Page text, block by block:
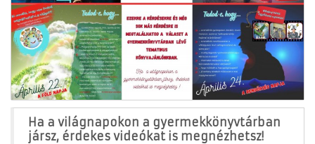
Ha a világnapokon a gyermekkönyvtárban
jársz, érdekes videókat is megnézhetsz!